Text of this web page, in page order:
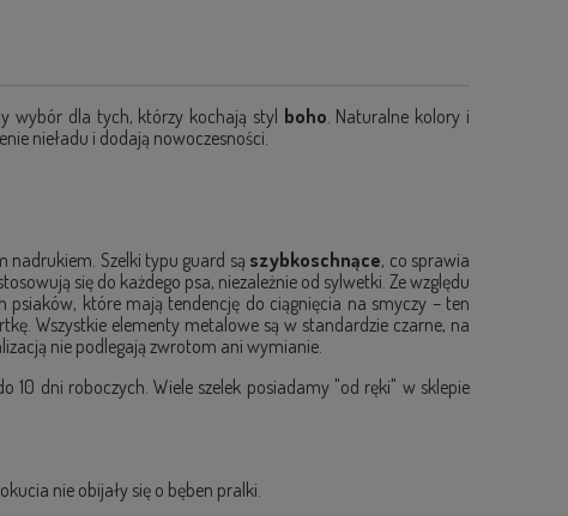
wybór dla tych, którzy kochają styl boho . Naturalne kolory i
nieładu i dodają nowoczesności.
nadrukiem. Szelki typu guard są szybkoschnące, co sprawia
się do każdego psa, niezależnie od sylwetki. Ze względu
psiaków, które mają tendencję do ciągnięcia na smyczy – ten
Wszystkie elementy metalowe są w standardzie czarne, na
nie podlegają zwrotom ani wymianie.
dni roboczych. Wiele szelek posiadamy "od ręki" w sklepie
nie obijały się o bęben pralki.